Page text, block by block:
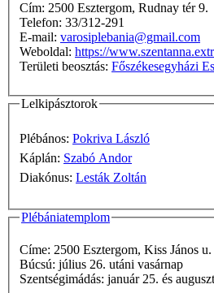
Cím: 2500 Esztergom, Rudnay tér 9.
Telefon: 33/312-291
E-mail: varosiplebania@gmail.com
Weboldal: https://
Területi beosztás: Főszékesegyházi
Lelkipásztorok
Plébános: Pokriva László
Káplán: Szabó Andor
Diakónus: Lesták Zoltán
Plébániatemplom
Címe: 2500 Esztergom, Kiss János u.
Búcsú: július 26. utáni vasárnap
Szentségimádás: január 25. és